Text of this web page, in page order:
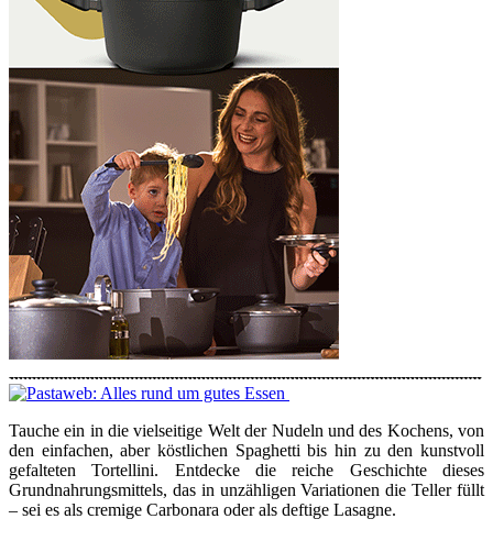
Tauche ein in die vielseitige Welt der Nudeln und des Kochens, von
den einfachen, aber köstlichen Spaghetti bis hin zu den kunstvoll
gefalteten Tortellini. Entdecke die reiche Geschichte dieses
Grundnahrungsmittels, das in unzähligen Variationen die Teller füllt
– sei es als cremige Carbonara oder als deftige Lasagne.